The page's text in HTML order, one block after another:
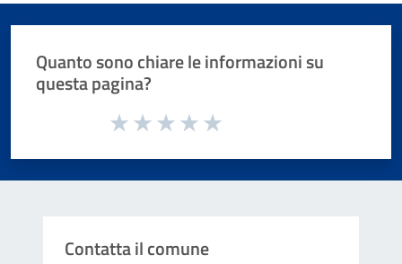
Quanto sono chiare le informazioni su
questa pagina?
Valuta da 1 a 5 stelle la pagina
Contatta il comune